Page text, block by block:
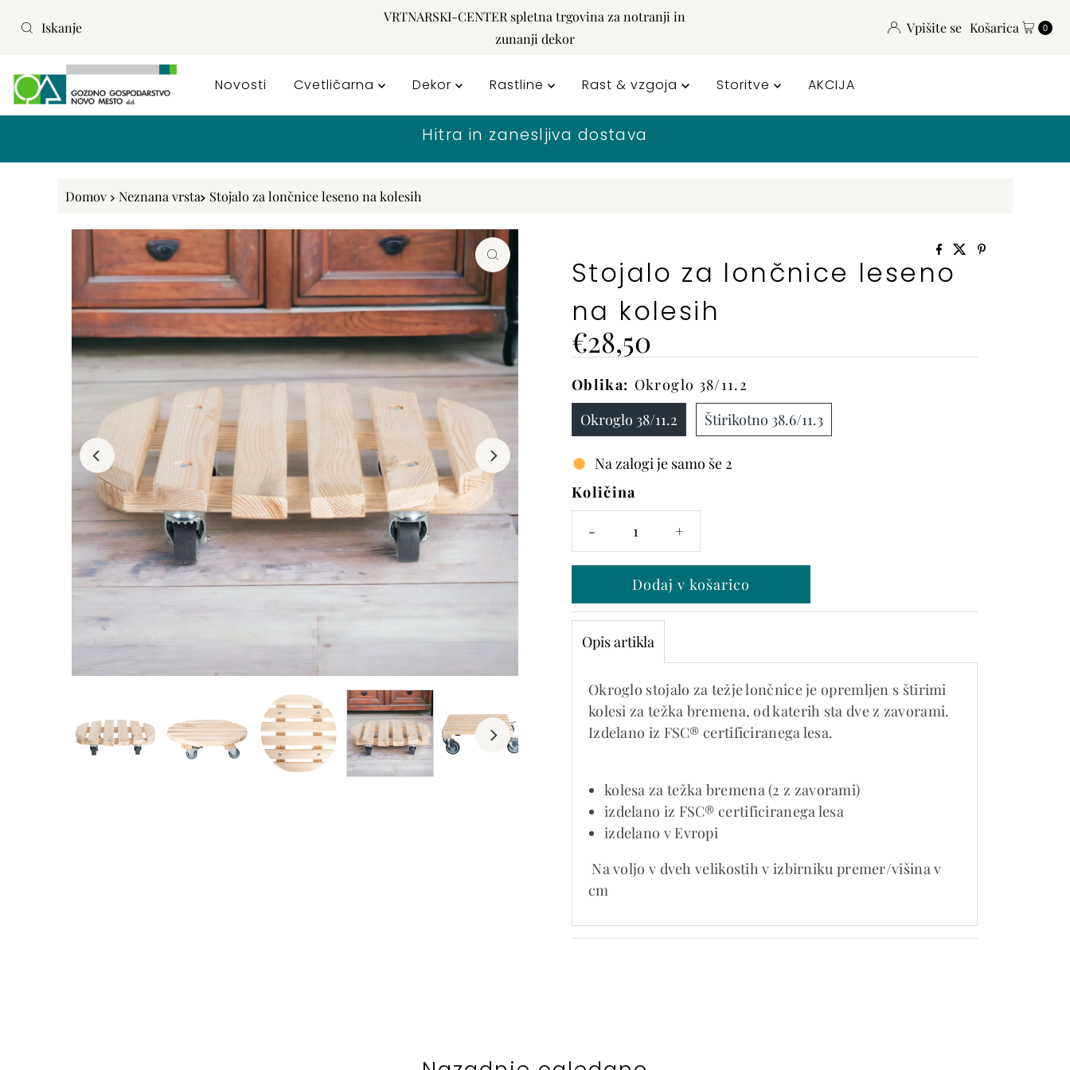
Preskoči na vsebino
VRTNARSKI-CENTER spletna trgovina za notranji in
zunanji dekor
Vpišite se Košarica 0
Novosti Cvetličarna Dekor Rastline Rast & vzgoja Storitve AKCIJA
Domov Neznana vrsta Stojalo za lončnice leseno na kolesih
Stojalo za lončnice leseno
na kolesih
Cena
€28,50
Oblika: Okroglo 38/11.2
Okroglo 38/11.2
Štirikotno 38.6/11.3
Na zalogi je samo še 2
Količina
- +
Opis artikla
Okroglo stojalo za težje lončnice je opremljen s štirimi
kolesi za težka bremena, od katerih sta dve z zavorami.
Izdelano iz FSC® certificiranega lesa.
kolesa za težka bremena (2 z zavorami)
izdelano iz FSC® certificiranega lesa
izdelano v Evropi
Na voljo v dveh velikostih v izbirniku premer/višina v
cm